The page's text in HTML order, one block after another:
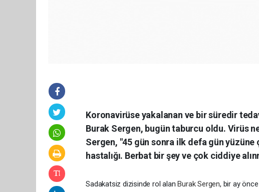
Koronavirüse yakalanan ve bir süredir
Burak Sergen, bugün taburcu oldu. Virüs
Sergen, "45 gün sonra ilk defa gün yüzüne
hastalığı. Berbat bir şey ve çok ciddiye
Sadakatsiz dizisinde rol alanBurak Sergen, bir ay